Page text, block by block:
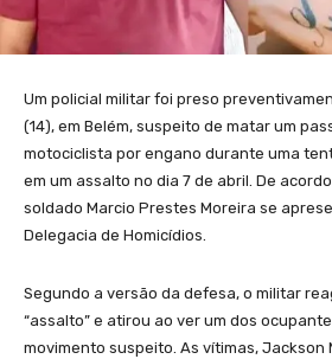
Um policial militar foi preso
(14), em Belém, suspeito de matar um
motociclista por engano durante uma
em um assalto no dia 7 de abril. De
soldado Marcio Prestes Moreira se
Delegacia de Homicídios.
Segundo a versão da defesa, o militar
“assalto” e atirou ao ver um dos
movimento suspeito. As vítimas, Jackson